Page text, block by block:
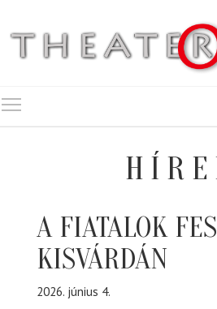
A FIATALOK
KISVÁRDÁN
2026. június 4.